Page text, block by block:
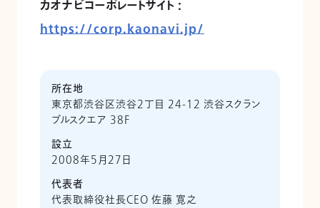
カオナビコーポレートサイト :
https://corp.kaonavi.jp/
所在地
東京都渋谷区渋谷2丁目 24-12 渋谷スクラン
ブルスクエア 38F
設立
2008年5月27日
代表者
代表取締役社長CEO 佐藤 寛之